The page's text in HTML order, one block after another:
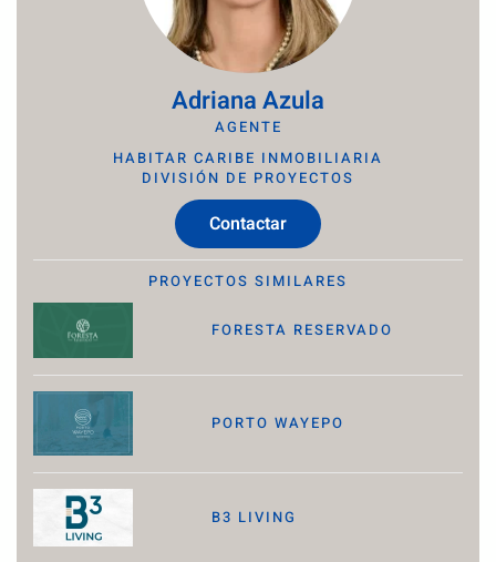
Adriana Azula
AGENTE
HABITAR CARIBE INMOBILIARIA
DIVISIÓN DE PROYECTOS
Contactar
PROYECTOS SIMILARES
FORESTA RESERVADO
PORTO WAYEPO
B3 LIVING